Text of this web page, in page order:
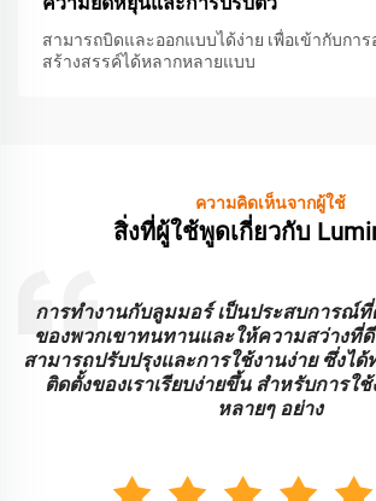
สามารถบิดและออกแบบได้ง่าย เพื่อเข้ากับกา
สร้างสรรค์ได้หลากหลายแบบ
ความคิดเห็นจากผู้ใช้
สิ่งที่ผู้ใช้พูดเกี่ยวกับ
การทํางานกับลูมมอร์ เป็นประสบการณ์ที่
ของพวกเขาทนทานและให้ความสว่างที่
สามารถปรับปรุงและการใช้งานง่าย ซึ่งไ
ติดตั้งของเราเรียบง่ายขึ้น สําหรับการใ
หลายๆ อย่าง